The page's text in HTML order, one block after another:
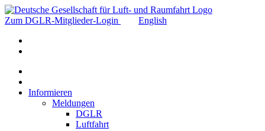
Zum DGLR-Mitglieder-Login English
Informieren
Meldungen
DGLR
Luftfahrt